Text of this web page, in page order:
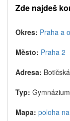
Zde najdeš
Okres: Praha a
Město: Praha 2
Adresa:
Typ:
Mapa: poloha